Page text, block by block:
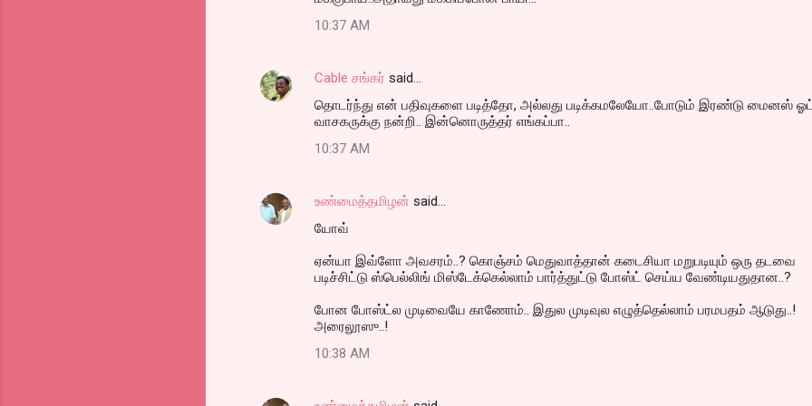
e
10:37 AM
Cable சங்கர் said…
தொடர்ந்து என் பதிவுகளை படித்தோ, அல்லது படிக்கமலேயோ..போடும் இரண்டு மைனஸ்
வாசகருக்கு நன்றி.. இன்னொருத்தர் எங்கப்பா..
10:37 AM
உண்மைத்தமிழன் said…
யோவ்
ஏன்யா இவ்ளோ அவசரம்..? கொஞ்சம் மெதுவாத்தான் கடைசியா மறுபடியும் ஒரு தடவை
படிச்சிட்டு ஸ்பெல்லிங் மிஸ்டேக்கெல்லாம் பார்த்துட்டு போஸ்ட் செய்ய வேண்டியதுதான..?
போன போஸ்ட்ல முடிவையே காணோம்.. இதுல முடிவுல எழுத்தெல்லாம் பரமபதம் ஆடுது..!
அரைலூஸு..!
10:38 AM